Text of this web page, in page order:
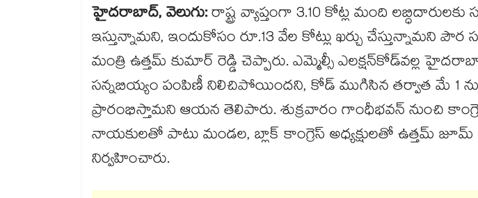
హైదరాబాద్, వెలుగు:రాష్ట్ర వ్యాప్తంగా 3.10 కోట్ల మంది
ఇస్తున్నామని, ఇందుకోసం రూ.13 వేల కోట్లు ఖర్చు చేస్తున్నామని
మంత్రి ఉత్తమ్ కుమార్ రెడ్డి చెప్పారు. ఎమ్మెల్సీ ఎలక్షన్​కోడ్​వల్ల
సన్నబియ్యం పంపిణీ నిలిచిపోయిందని, కోడ్ ముగిసిన తర్వాత మే 1
ప్రారంభిస్తామని ఆయన తెలిపారు. శుక్రవారం గాంధీభవన్ నుంచి
నాయకులతో పాటు మండల, బ్లాక్ కాంగ్రెస్ అధ్యక్షులతో ఉత్తమ్
నిర్వహించారు.